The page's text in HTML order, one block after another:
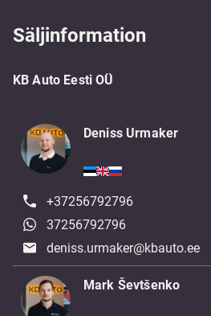
Säljinformation
KB Auto Eesti OÜ
Deniss Urmaker
+37256792796
37256792796
deniss.urmaker@kbauto.ee
Mark Ševtšenko